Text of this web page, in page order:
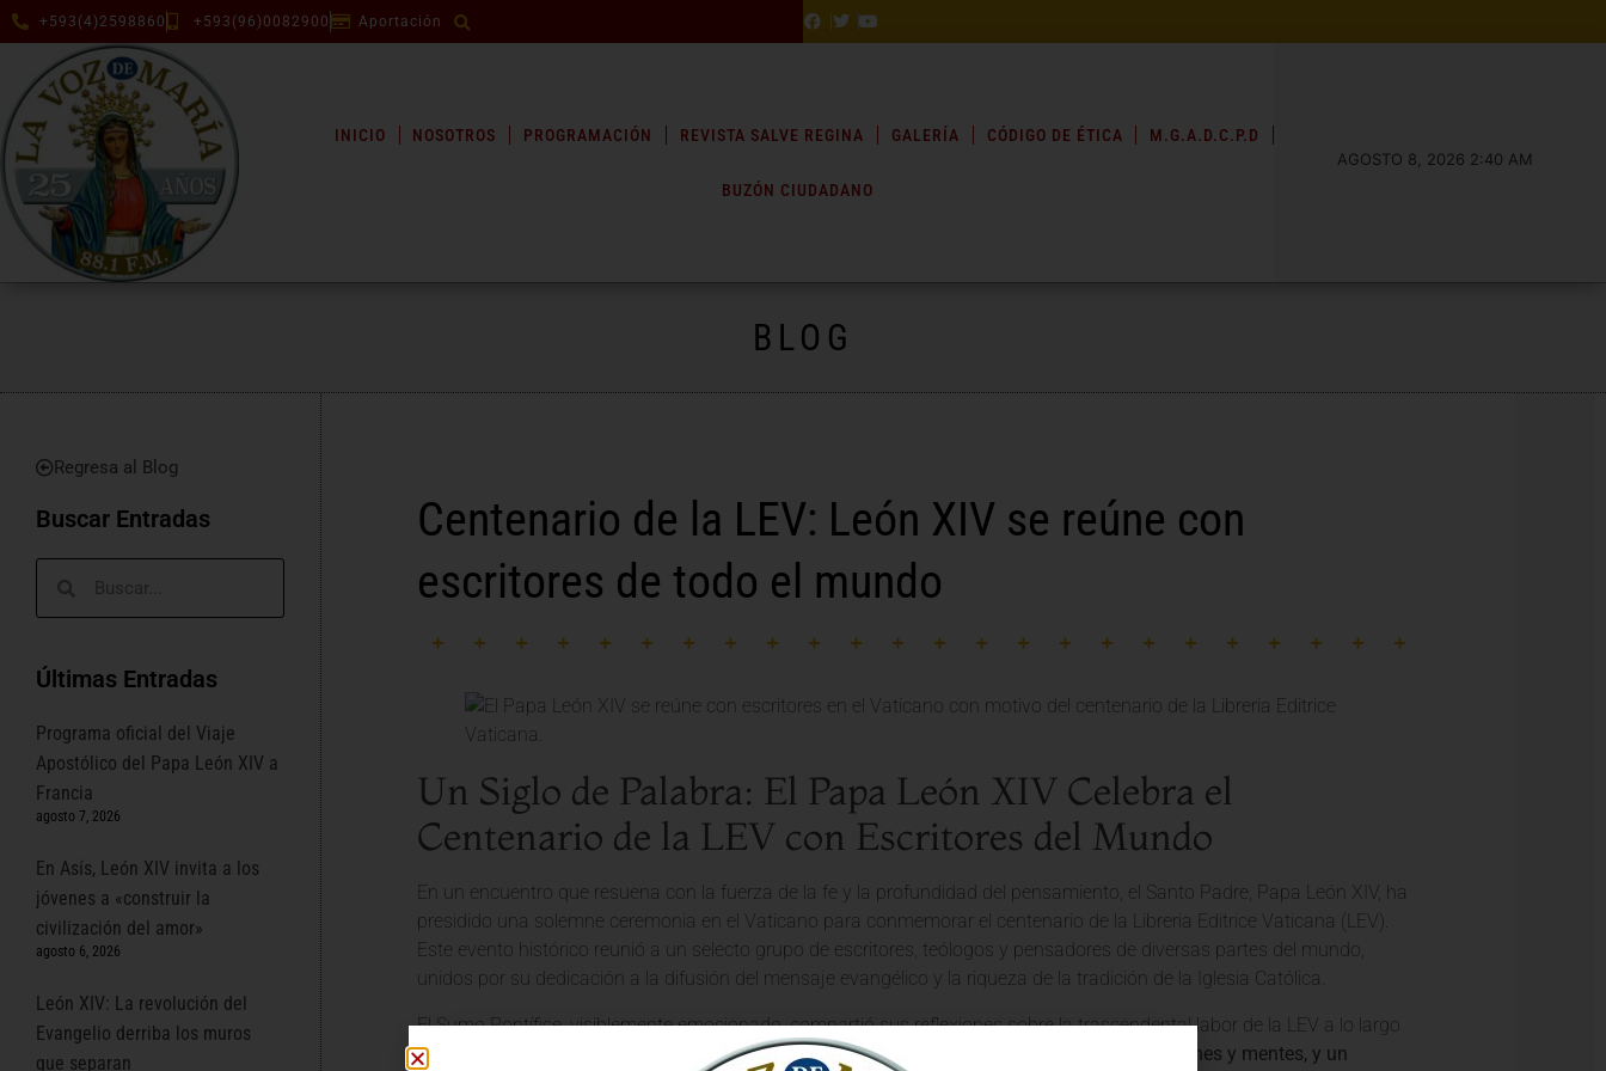
+593(4)2598860 +593(96)0082900 Aportación
INICIO NOSOTROS PROGRAMACIÓN REVISTA SALVE REGINA GALERÍA CÓDIGO DE ÉTICA M.G.A.D.C.P.D
BUZÓN CIUDADANO
AGOSTO 8, 2026 2:40 AM
BLOG
Regresa al Blog
Buscar Entradas
Últimas Entradas
Programa oficial del Viaje
Apostólico del Papa León XIV a
Francia
agosto 7, 2026
En Asís, León XIV invita a los
jóvenes a «construir la
civilización del amor»
agosto 6, 2026
León XIV: La revolución del
Evangelio derriba los muros
que separan
Centenario de la LEV: León XIV se reúne con
escritores de todo el mundo
Un Siglo de Palabra: El Papa León XIV Celebra el
Centenario de la LEV con Escritores del Mundo
En un encuentro que resuena con la fuerza de la fe y la profundidad del pensamiento, el Santo Padre, Papa León XIV, ha
presidido una solemne ceremonia en el Vaticano para conmemorar el centenario de la Libreria Editrice Vaticana (LEV).
Este evento histórico reunió a un selecto grupo de escritores, teólogos y pensadores de diversas partes del mundo,
unidos por su dedicación a la difusión del mensaje evangélico y la riqueza de la tradición de la Iglesia Católica.
El Sumo Pontífice, visiblemente emocionado, compartió sus reflexiones sobre la trascendental labor de la LEV a lo largo
de estos cien años.
«La palabra escrita es un faro en la oscuridad, un puente que une corazones y mentes, y un